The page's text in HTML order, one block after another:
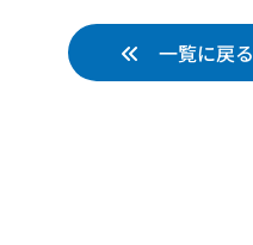
一覧に戻る